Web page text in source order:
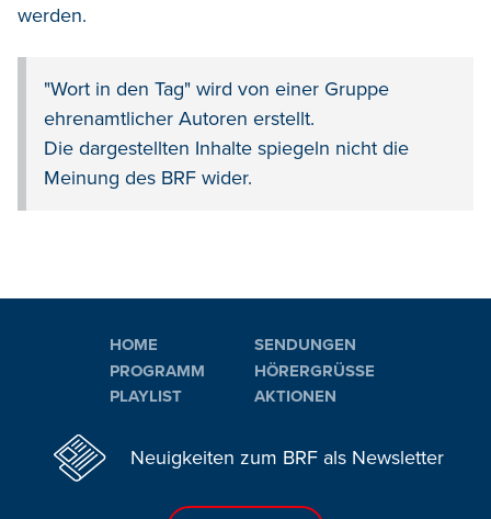
werden.
"Wort in den Tag" wird von einer Gruppe
ehrenamtlicher Autoren erstellt.
Die dargestellten Inhalte spiegeln nicht die
Meinung des BRF wider.
HOME
PROGRAMM
PLAYLIST
SENDUNGEN
HÖRERGRÜSSE
AKTIONEN
Neuigkeiten zum BRF als Newsletter